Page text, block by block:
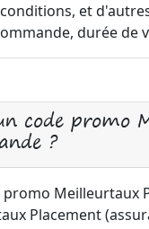
et
durée de
code promo
?
Meilleurtaux
Placement